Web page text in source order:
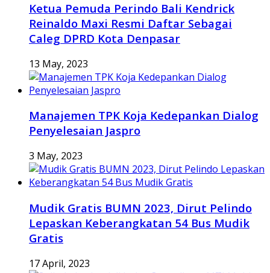
Ketua Pemuda Perindo Bali Kendrick
Reinaldo Maxi Resmi Daftar Sebagai
Caleg DPRD Kota Denpasar
13 May, 2023
Manajemen TPK Koja Kedepankan Dialog
Penyelesaian Jaspro
3 May, 2023
Mudik Gratis BUMN 2023, Dirut Pelindo
Lepaskan Keberangkatan 54 Bus Mudik
Gratis
17 April, 2023